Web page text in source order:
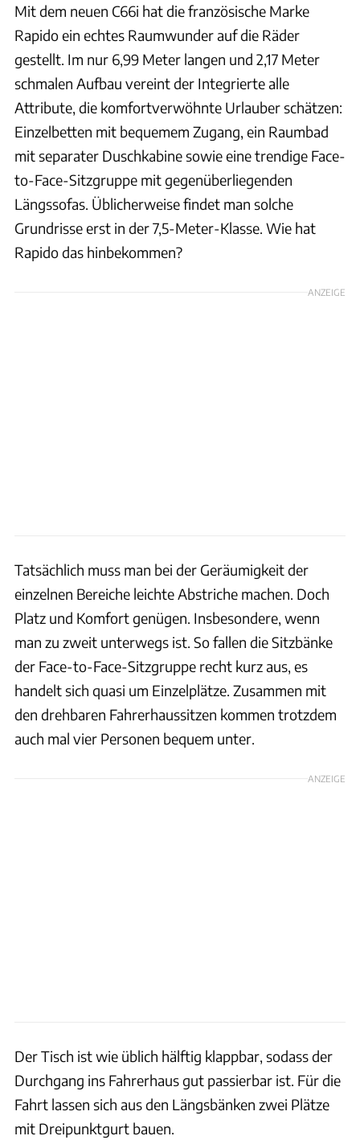
Mit dem neuen C66i hat die französische Marke
Rapido ein echtes Raumwunder auf die Räder
gestellt. Im nur 6,99 Meter langen und 2,17 Meter
schmalen Aufbau vereint der Integrierte alle
Attribute, die komfortverwöhnte Urlauber schätzen:
Einzelbetten mit bequemem Zugang, ein Raumbad
mit separater Duschkabine sowie eine trendige Face-
to-Face-Sitzgruppe mit gegenüberliegenden
Längssofas. Üblicherweise findet man solche
Grundrisse erst in der 7,5-Meter-Klasse. Wie hat
Rapido das hinbekommen?
ANZEIGE
Tatsächlich muss man bei der Geräumigkeit der
einzelnen Bereiche leichte Abstriche machen. Doch
Platz und Komfort genügen. Insbesondere, wenn
man zu zweit unterwegs ist. So fallen die Sitzbänke
der Face-to-Face-Sitzgruppe recht kurz aus, es
handelt sich quasi um Einzelplätze. Zusammen mit
den drehbaren Fahrerhaussitzen kommen trotzdem
auch mal vier Personen bequem unter.
ANZEIGE
Der Tisch ist wie üblich hälftig klappbar, sodass der
Durchgang ins Fahrerhaus gut passierbar ist. Für die
Fahrt lassen sich aus den Längsbänken zwei Plätze
mit Dreipunktgurt bauen.